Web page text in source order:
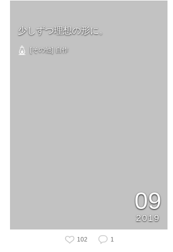
少しずつ理想の形に。
[その他] 自作
09
2019
102 1